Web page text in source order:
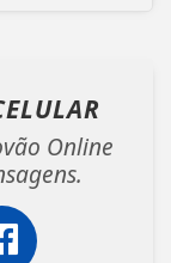
Online